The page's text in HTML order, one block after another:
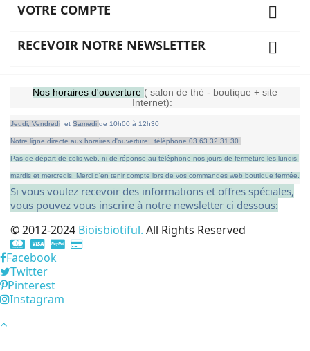
VOTRE COMPTE 
RECEVOIR NOTRE NEWSLETTER 
Nos horaires d'ouverture ( salon de thé - boutique + site
Internet):
Jeudi, Vendredi et Samedi de 10h00 à 12h30
Notre ligne directe aux horaires d'ouverture: téléphone 03 63 32 31 30.
Pas de départ de colis web, ni de réponse au téléphone nos jours de fermeture les lundis,
mardis et mercredis. Merci d'en tenir compte lors de vos commandes web boutique fermée.
Si vous voulez recevoir des informations et offres spéciales,
vous pouvez vous inscrire à notre newsletter ci dessous:
© 2012-2024 Bioisbiotiful. All Rights Reserved
Facebook
Twitter
Pinterest
Instagram